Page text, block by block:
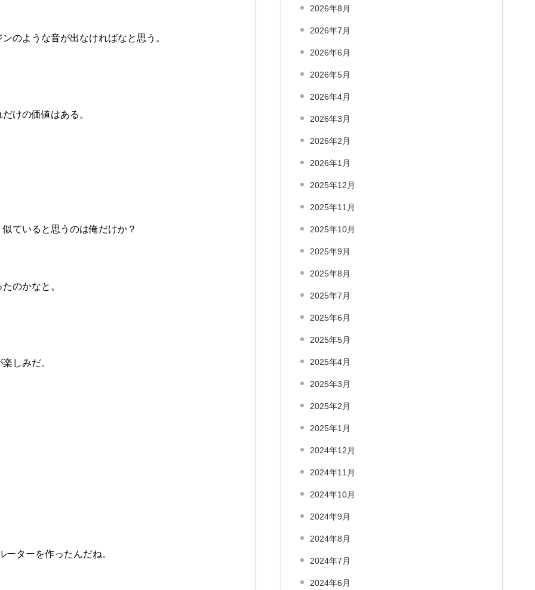
のような音が出なければなと思う。
けの価値はある。
ていると思うのは俺だけか？
のかなと。
しみだ。
ターを作ったんだね。
2026年8月
2026年7月
2026年6月
2026年5月
2026年4月
2026年3月
2026年2月
2026年1月
2025年12月
2025年11月
2025年10月
2025年9月
2025年8月
2025年7月
2025年6月
2025年5月
2025年4月
2025年3月
2025年2月
2025年1月
2024年12月
2024年11月
2024年10月
2024年9月
2024年8月
2024年7月
2024年6月